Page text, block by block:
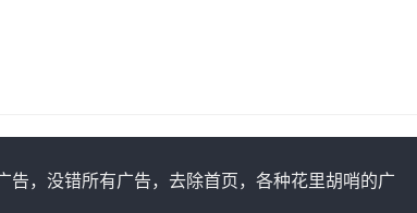
，没错所有广告，去除首页，各种花里胡哨的广